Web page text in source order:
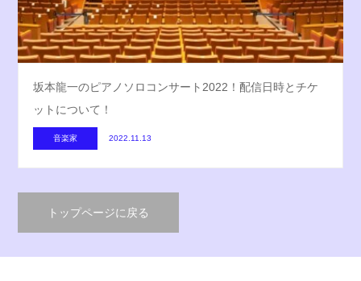
坂本龍一のピアノソロコンサート2022！配信日時とチケ
ットについて！
音楽家 2022.11.13
トップページに戻る